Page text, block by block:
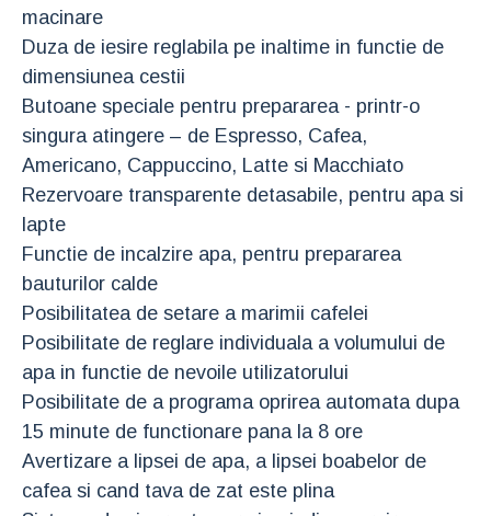
macinare
Duza de iesire reglabila pe inaltime in functie de
dimensiunea cestii
Butoane speciale pentru prepararea - printr-o
singura atingere – de Espresso, Cafea,
Americano, Cappuccino, Latte si Macchiato
Rezervoare transparente detasabile, pentru apa si
lapte
Functie de incalzire apa, pentru prepararea
bauturilor calde
Posibilitatea de setare a marimii cafelei
Posibilitate de reglare individuala a volumului de
apa in functie de nevoile utilizatorului
Posibilitate de a programa oprirea automata dupa
15 minute de functionare pana la 8 ore
Avertizare a lipsei de apa, a lipsei boabelor de
cafea si cand tava de zat este plina